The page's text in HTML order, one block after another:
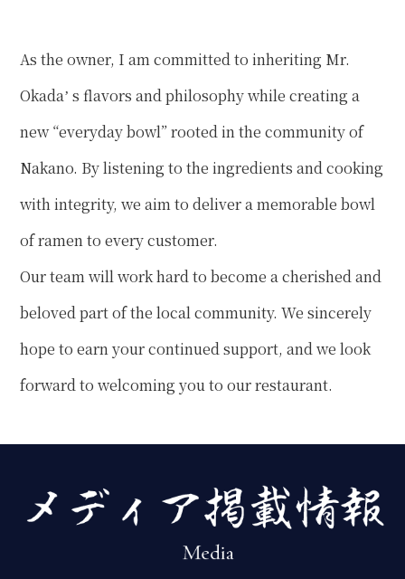
As the owner, I am committed to inheriting Mr.
Okadaʼ s flavors and philosophy while creating a
new “everyday bowl” rooted in the community of
Nakano. By listening to the ingredients and cooking
with integrity, we aim to deliver a memorable bowl
of ramen to every customer.
Our team will work hard to become a cherished and
beloved part of the local community. We sincerely
hope to earn your continued support, and we look
forward to welcoming you to our restaurant.